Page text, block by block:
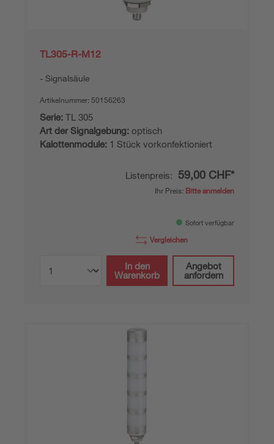
TL305-R-M12
Signalsäule
Artikelnummer: 50156263
Serie: TL 305
Art der Signalgebung: optisch
Kalottenmodule: 1 Stück vorkonfektioniert
Listenpreis: 59,00 CHF*
Ihr Preis: Bitte anmelden
Sofort verfügbar
Vergleichen
In den
Warenkorb
Angebot
anfordern